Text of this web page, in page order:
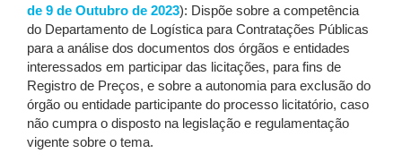
de 9 de Outubro de 2023): Dispõe sobre a competência
do Departamento de Logística para Contratações Públicas
para a análise dos documentos dos órgãos e entidades
interessados em participar das licitações, para fins de
Registro de Preços, e sobre a autonomia para exclusão do
órgão ou entidade participante do processo licitatório, caso
não cumpra o disposto na legislação e regulamentação
vigente sobre o tema.